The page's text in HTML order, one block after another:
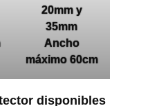
20mm y
35mm
Ancho
máximo 60cm
disponibles